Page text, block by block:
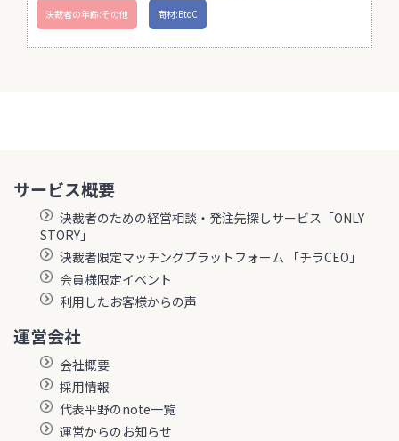
決裁者の年齢:その他 商材:BtoC
サービス概要
決裁者のための経営相談・発注先探しサービス「ONLY
STORY」
決裁者限定マッチングプラットフォーム 「チラCEO」
会員様限定イベント
利用したお客様からの声
運営会社
会社概要
採用情報
代表平野のnote一覧
運営からのお知らせ